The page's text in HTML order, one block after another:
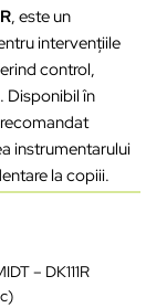
, este un
intervențiile
control,
Disponibil în
instrumentarului
la copiii.
– DK111R